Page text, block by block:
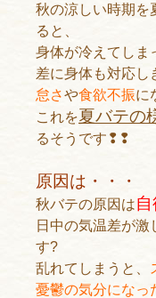
秋の涼しい時期を
ると、
身体が冷えてしま
差に身体も対応し
怠さや食欲不振に
これを夏バテの
るそうです❢❢
原因は・・・
秋バテの原因は
日中の気温差が激
す?
乱れてしまうと、
憂鬱の気分になっ